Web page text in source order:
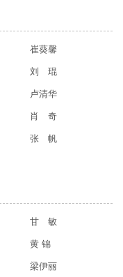
崔葵馨
刘 琨
卢清华
肖 奇
张 帆
甘 敏
黄 锦
梁伊丽